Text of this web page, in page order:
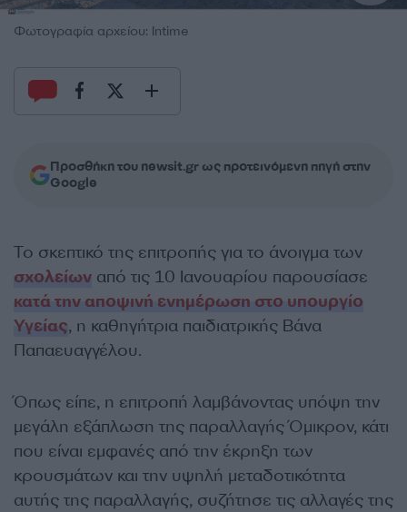
Φωτογραφία αρχείου: Intime
Προσθήκη του newsit.gr ως προτεινόμενη πηγή στην
Google
Το σκεπτικό της επιτροπής για το άνοιγμα των
σχολείων από τις 10 Ιανουαρίου παρουσίασε
κατά την αποψινή ενημέρωση στο υπουργίο
Υγείας, η καθηγήτρια παιδιατρικής Βάνα
Παπαευαγγέλου.
Όπως είπε, η επιτροπή λαμβάνοντας υπόψη την
μεγάλη εξάπλωση της παραλλαγής Όμικρον, κάτι
που είναι εμφανές από την έκρηξη των
κρουσμάτων και την υψηλή μεταδοτικότητα
αυτής της παραλλαγής, συζήτησε τις αλλαγές της